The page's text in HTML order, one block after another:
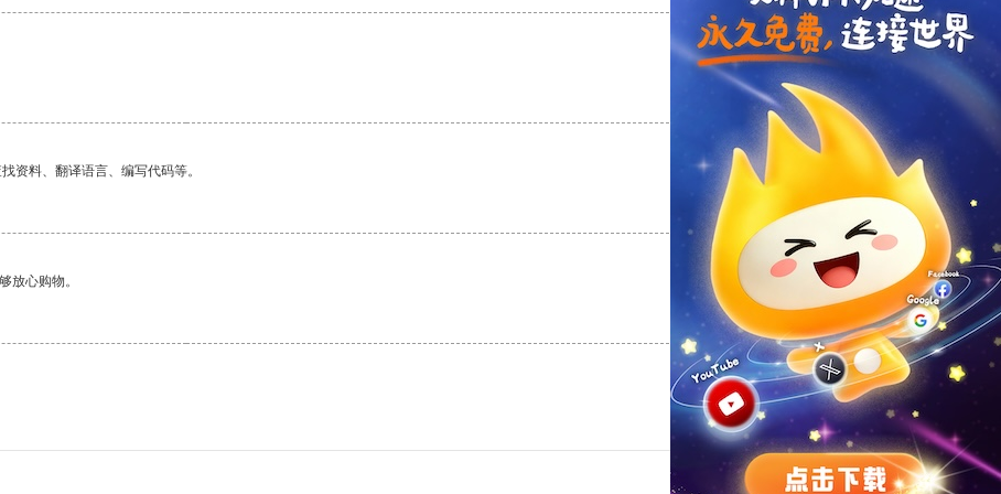
支持
资料、翻译语言、编写代码等。
反对 [0]
放心购物。
支持[0] 反对[0]